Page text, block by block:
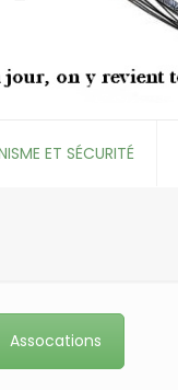
ET SÉCURITÉ
Assocations